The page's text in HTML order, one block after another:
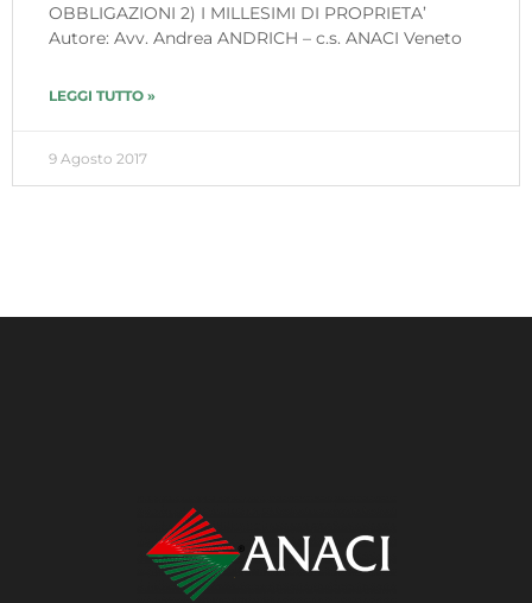
OBBLIGAZIONI 2) I MILLESIMI DI PROPRIETA’
Autore: Avv. Andrea ANDRICH – c.s. ANACI Veneto
LEGGI TUTTO »
9 Agosto 2017